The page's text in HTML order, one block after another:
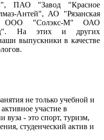
ПАО "Завод "Красное
Антей", АО "Рязанская
ООО "Солэкс-М" ОАО
На этих и других
выпускники в качестве
не только учебной и
участие в
вуза - это спорт, туризм,
студенческий актив и